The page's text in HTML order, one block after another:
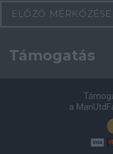
ELŐZŐ
Támogatás
a